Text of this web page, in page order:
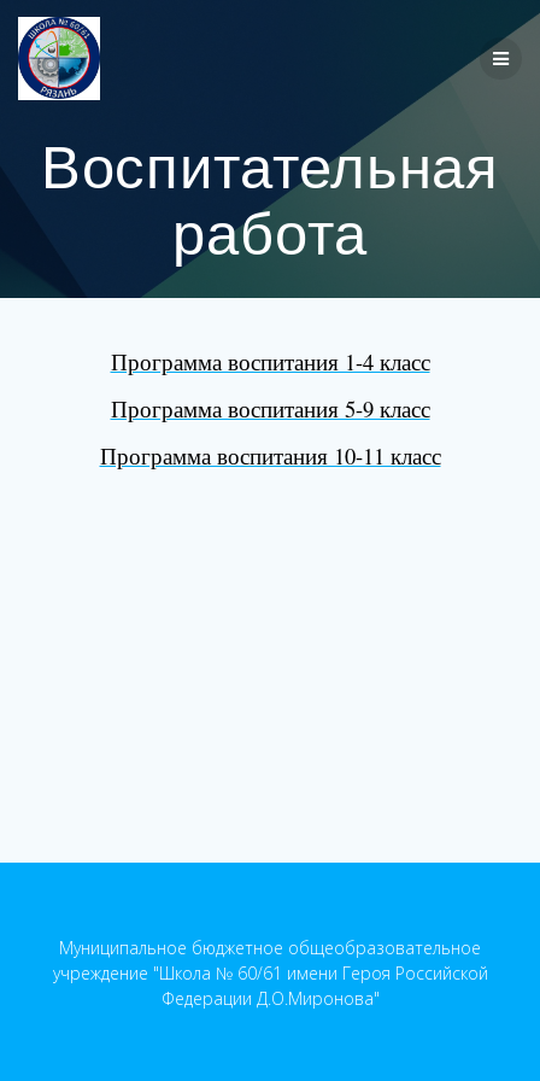
Воспитательная
работа
Программа воспитания 1-4 класс
Программа воспитания 5-9 класс
Программа воспитания 10-11 класс
Муниципальное бюджетное общеобразовательное
учреждение "Школа № 60/61 имени Героя Российской
Федерации Д.О.Миронова"